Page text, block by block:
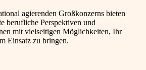
agierenden Großkonzerns bieten
berufliche Perspektiven und
mit vielseitigen Möglichkeiten, Ihr
Einsatz zu bringen.